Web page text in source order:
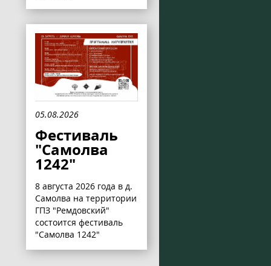
05.08.2026
Фестиваль
"Самолва
1242"
8 августа 2026 года в д.
Самолва на территории
ГПЗ "Ремдовский"
состоится фестиваль
"Самолва 1242"